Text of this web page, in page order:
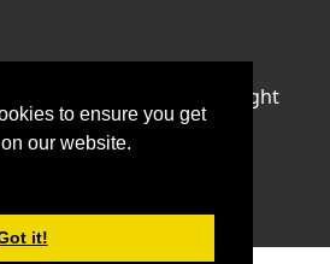
to ensure you get
our website.
it!
, All Right
Reserved.